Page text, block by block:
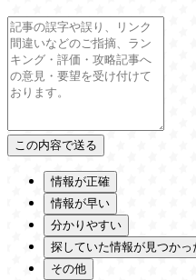
情報が正確
情報が早い
分かりやすい
探していた情報が見つかっ
その他